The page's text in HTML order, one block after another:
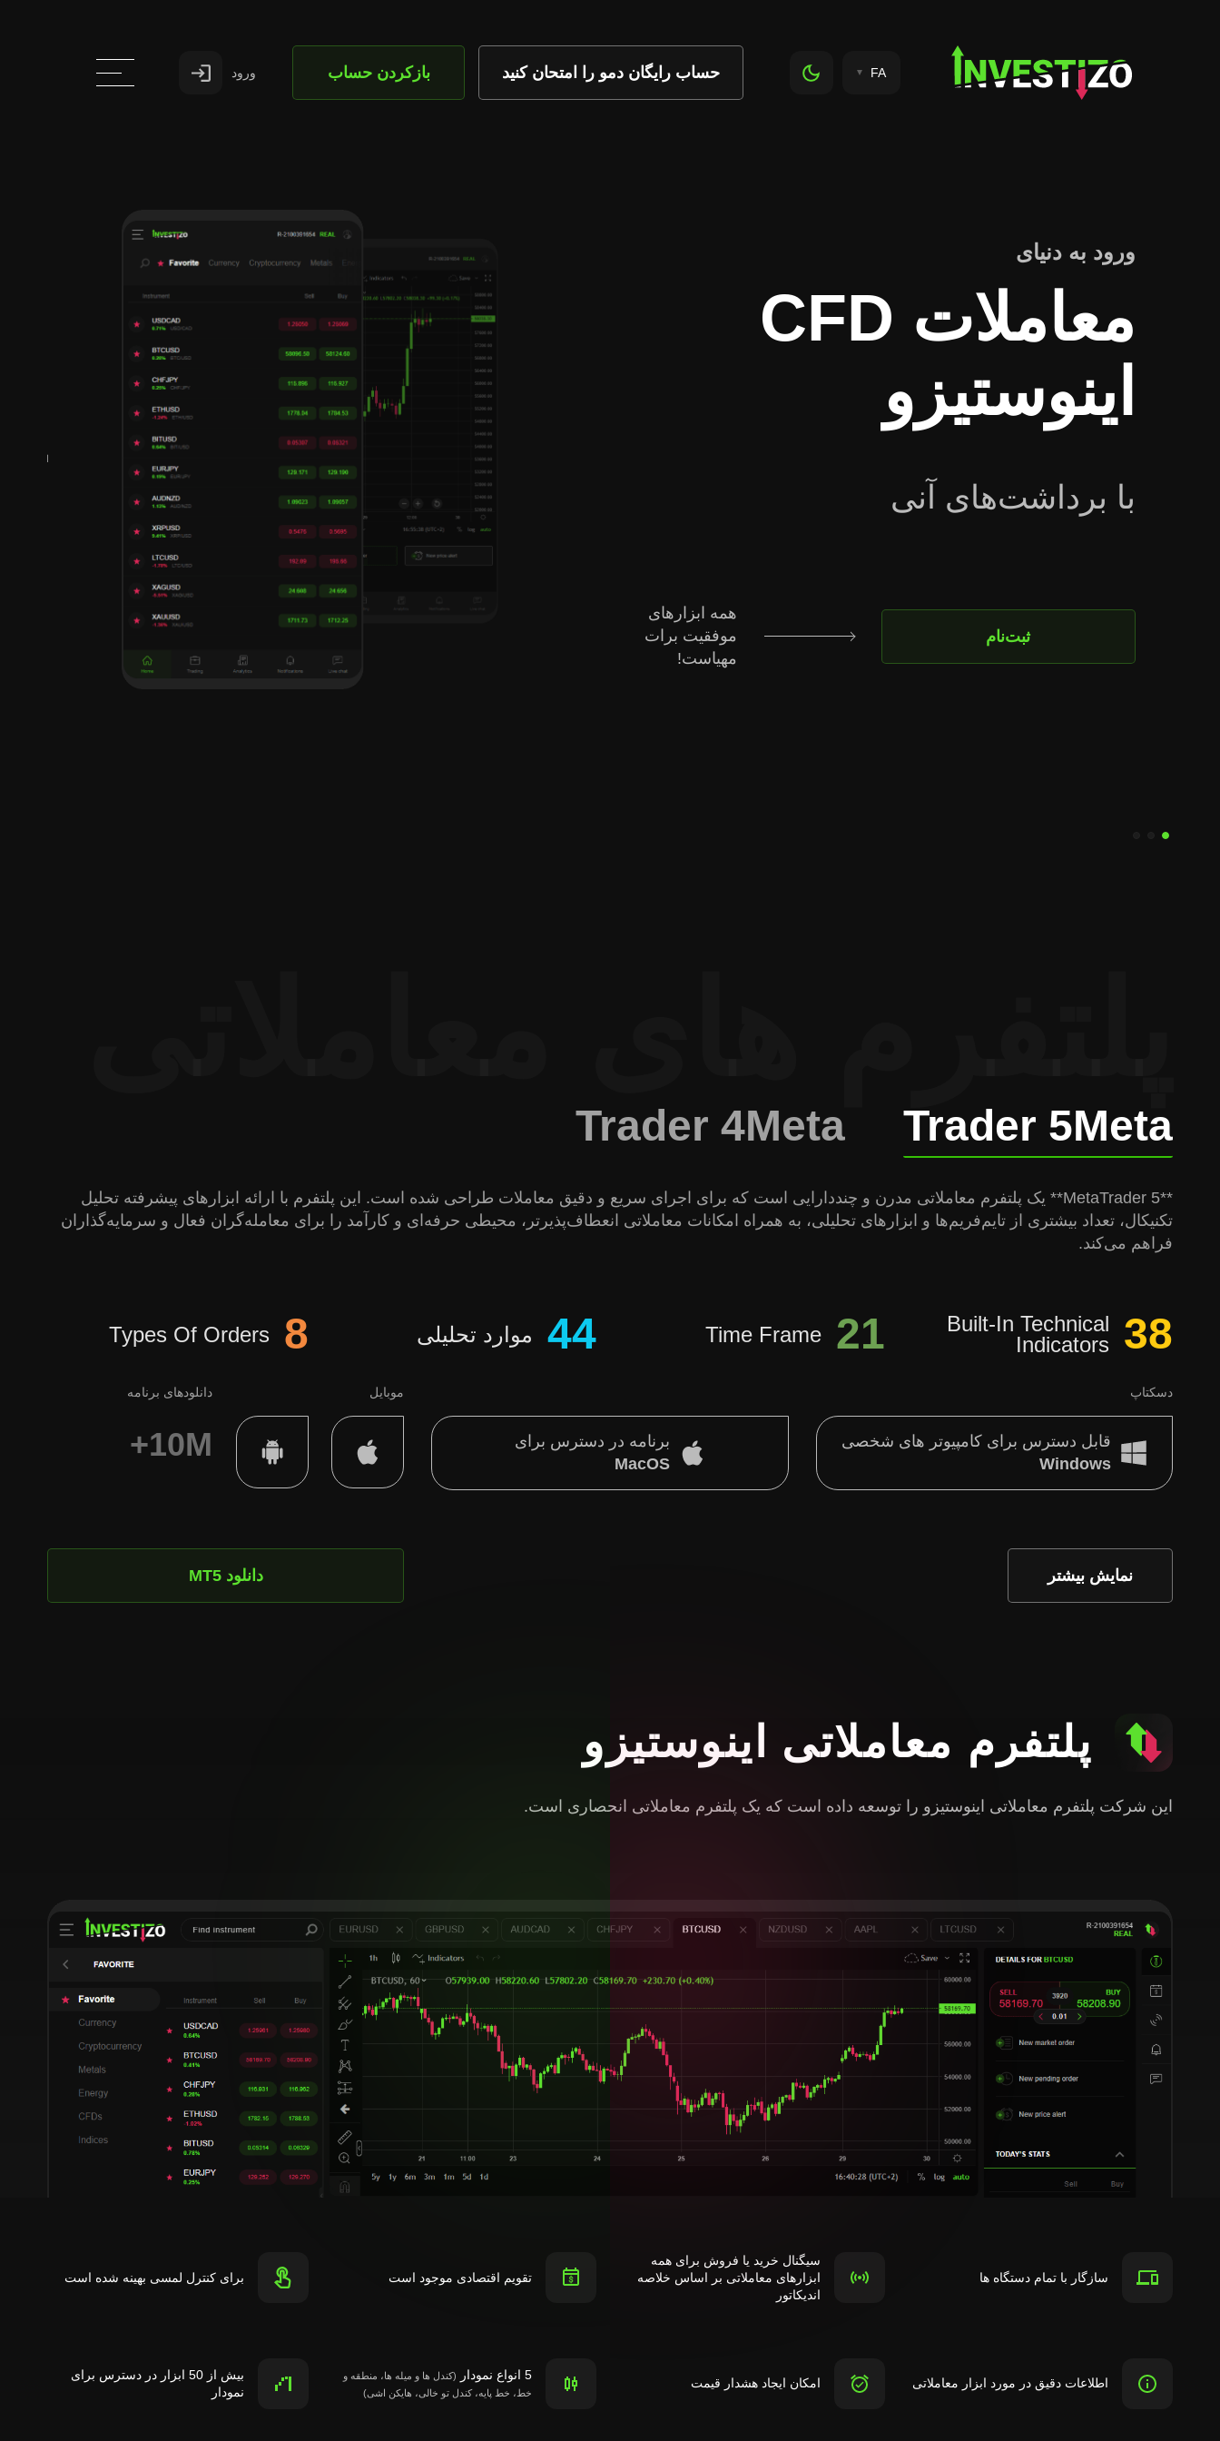
FA حساب رایگان دمو را امتحان کنید بازکردن حساب ورود
ورود به دنیای
معاملات CFD
اینوستیزو
با برداشت‌های آنی
همه ابزارهای
موفقیت برات
مهیاست!
ثبت‌نام
Meta
Trader 5
Meta
Trader 4
**MetaTrader 5** یک پلتفرم معاملاتی مدرن و چنددارایی است که برای اجرای سریع و دقیق معاملات طراحی شده است. این پلتفرم با ارائه ابزارهای پیشرفته تحلیل
تکنیکال، تعداد بیشتری از تایم‌فریم‌ها و ابزارهای تحلیلی، به همراه امکانات معاملاتی انعطاف‌پذیرتر، محیطی حرفه‌ای و کارآمد را برای معامله‌گران فعال و سرمایه‌گذاران
فراهم می‌کند.
38
Built-In Technical
Indicators
21
Time Frame
44 موارد تحلیلی 8
Types Of Orders
دسکتاپ
قابل دسترس برای کامپیوتر های شخصی
Windows
برنامه در دسترس برای
MacOS
موبایل دانلودهای برنامه
10M+
نمایش بیشتر دانلود MT5
پلتفرم معاملاتی اینوستیزو
این شرکت پلتفرم معاملاتی اینوستیزو را توسعه داده است که یک پلتفرم معاملاتی انحصاری است.
سازگار با تمام دستگاه ها
سیگنال خرید یا فروش برای همه
ابزارهای معاملاتی بر اساس خلاصه
اندیکاتور
تقویم اقتصادی موجود است برای کنترل لمسی بهینه شده است
اطلاعات دقیق در مورد ابزار معاملاتی امکان ایجاد هشدار قیمت
5 انواع نمودار
(کندل ها و میله ها، منطقه و
خط، خط پایه، کندل تو خالی، هایکن اشی)
بیش از 50 ابزار در دسترس برای
نمودار